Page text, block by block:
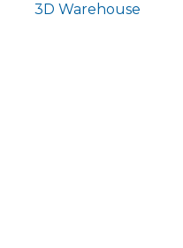
3D Warehouse